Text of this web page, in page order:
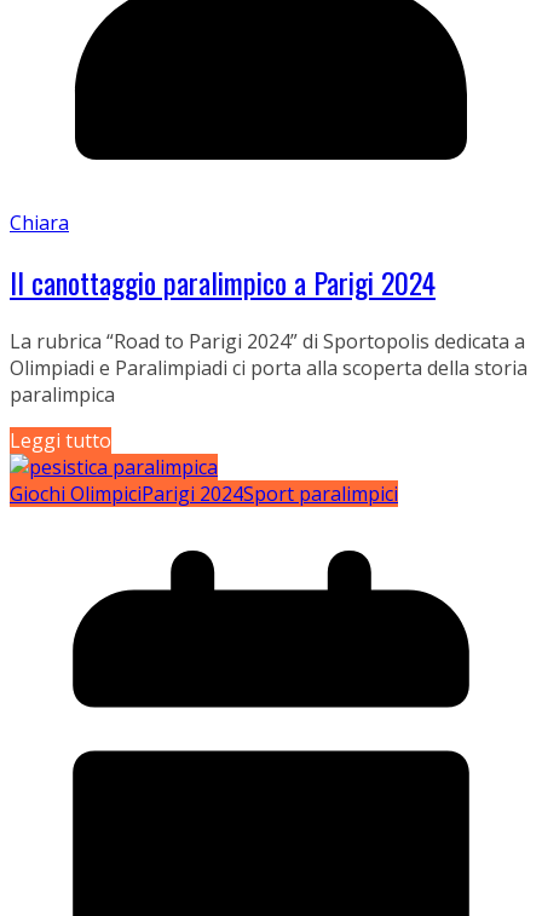
Chiara
Il canottaggio paralimpico a Parigi 2024
La rubrica “Road to Parigi 2024” di Sportopolis dedicata a
Olimpiadi e Paralimpiadi ci porta alla scoperta della storia
paralimpica
Leggi tutto
Giochi OlimpiciParigi 2024Sport paralimpici